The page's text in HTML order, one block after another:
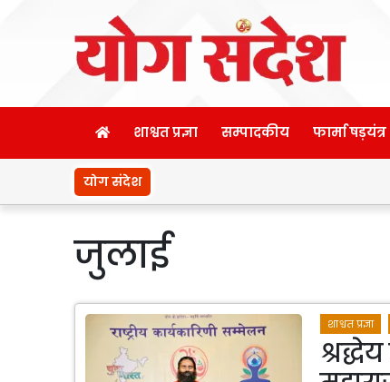
शाश्वत प्रज्ञा सम्पादकीय फार्मा षड़यंत्र
योग संदेश
जुलाई
शाश्वत प्रज्ञा